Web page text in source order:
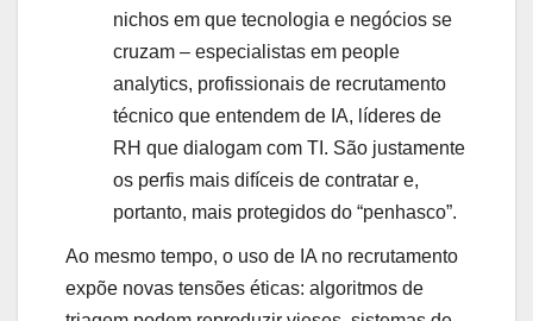
nichos em que tecnologia e negócios se
cruzam – especialistas em people
analytics, profissionais de recrutamento
técnico que entendem de IA, líderes de
RH que dialogam com TI. São justamente
os perfis mais difíceis de contratar e,
portanto, mais protegidos do “penhasco”.
Ao mesmo tempo, o uso de IA no recrutamento
expõe novas tensões éticas: algoritmos de